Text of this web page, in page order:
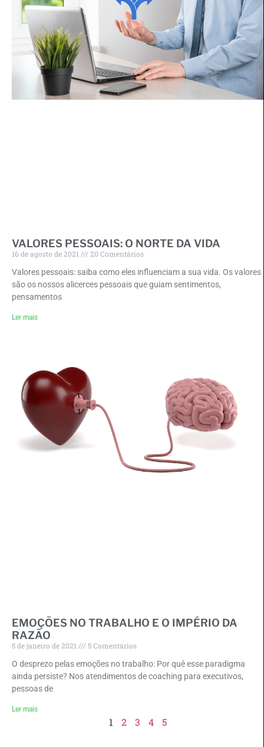
VALORES PESSOAIS: O NORTE DA VIDA
16 de agosto de 2021
20 Comentários
Valores pessoais: saiba como eles influenciam a sua vida. Os valores
são os nossos alicerces pessoais que guiam sentimentos,
pensamentos
Ler mais
EMOÇÕES NO TRABALHO E O IMPÉRIO DA
RAZÃO
5 de janeiro de 2021
5 Comentários
O desprezo pelas emoções no trabalho: Por quê esse paradigma
ainda persiste? Nos atendimentos de coaching para executivos,
pessoas de
Ler mais
1 2 3 4 5